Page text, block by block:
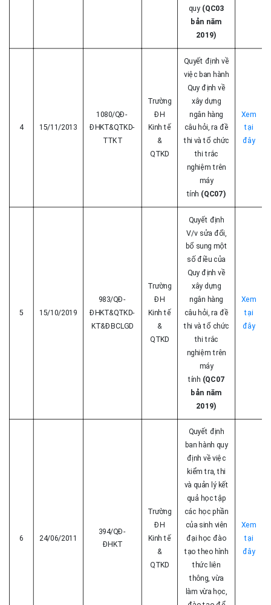
quy (QC03
bản năm
2019)
4 15/11/2013
1080/QĐ-
ĐHKT&QTKD-
TTKT
Trường
ĐH
Kinh tế
&
QTKD
Quyết định về
việc ban hành
Quy định về
xây dựng
ngân hàng
câu hỏi, ra đề
thi và tổ chức
thi trắc
nghiệm trên
máy
tính (QC07)
Xem
tại
đây
5 15/10/2019
983/QĐ-
ĐHKT&QTKD-
KT&ĐBCLGD
Trường
ĐH
Kinh tế
&
QTKD
Quyết định
V/v sửa đổi,
bổ sung một
số điều của
Quy định về
xây dựng
ngân hàng
câu hỏi, ra đề
thi và tổ chức
thi trắc
nghiệm trên
máy
tính (QC07
bản năm
2019)
Xem
tại
đây
6 24/06/2011
394/QĐ-
ĐHKT
Trường
ĐH
Kinh tế
&
QTKD
Quyết định
ban hành quy
định về việc
kiểm tra, thi
và quản lý kết
quả học tập
các học phần
của sinh viên
đại học đào
tạo theo hình
thức liên
thông, vừa
làm vừa học,
Xem
tại
đây